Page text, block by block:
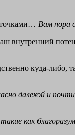
точками… Вам пора
внутренний
куда-либо,
далекой и
как